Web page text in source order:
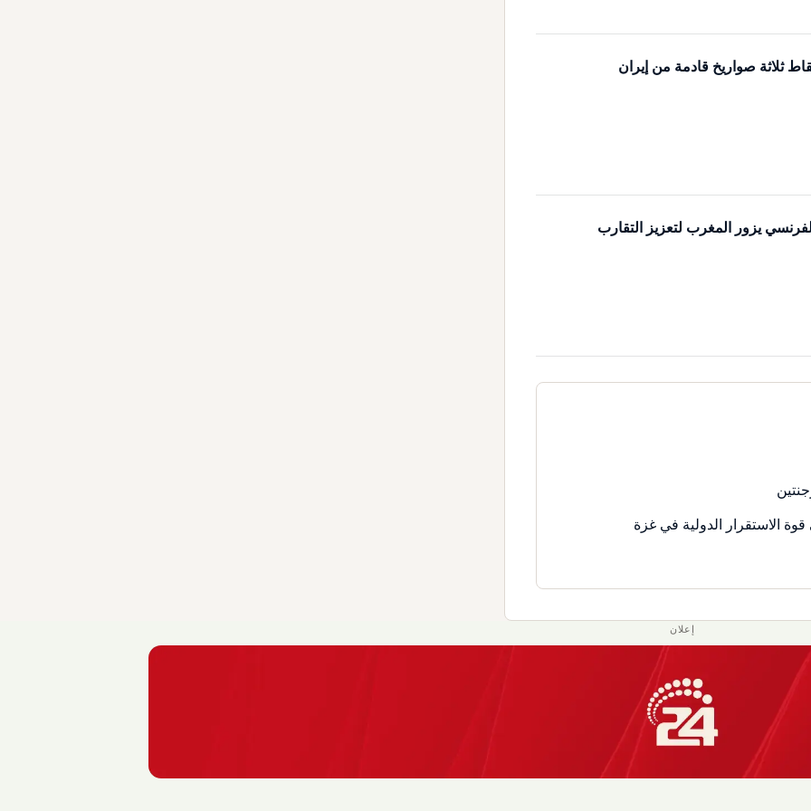
ثلاثة صواريخ قادمة من إيران
يزور المغرب لتعزيز التقارب
الاستقرار الدولية في غزة
إعلان